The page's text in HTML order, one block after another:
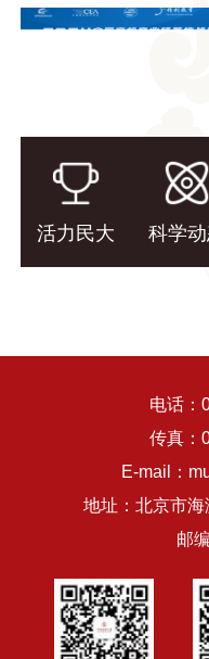
活力民大 科学
电话：
传真：
E-mail：
地址：北京市
邮